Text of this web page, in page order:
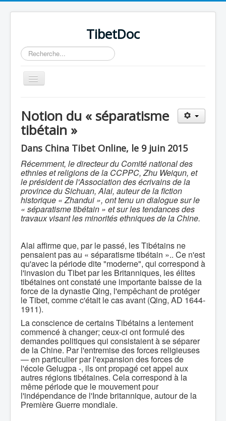
TibetDoc
Rechercher
Basculer
la
Notion du « séparatisme
tibétain »
Dans China Tibet Online, le 9 juin 2015
Récemment, le directeur du Comité national des
ethnies et religions de la CCPPC, Zhu Weiqun, et
le président de l'Association des écrivains de la
province du Sichuan, Alai, auteur de la fiction
historique « Zhandui », ont tenu un dialogue sur le
« séparatisme tibétain » et sur les tendances des
travaux visant les minorités ethniques de la Chine.
Alai affirme que, par le passé, les Tibétains ne
pensaient pas au « séparatisme tibétain ».. Ce n'est
qu'avec la période dite "moderne", qui correspond à
l'invasion du Tibet par les Britanniques, les élites
tibétaines ont constaté une importante baisse de la
force de la dynastie Qing, l'empêchant de protéger
le Tibet, comme c'était le cas avant (Qing, AD 1644-
1911).
La conscience de certains Tibétains a lentement
commencé à changer; ceux-ci ont formulé des
demandes politiques qui consistaient à se séparer
de la Chine. Par l'entremise des forces religieuses
— en particulier par l'expansion des forces de
l'école Gelugpa -, ils ont propagé cet appel aux
autres régions tibétaines. Cela correspond à la
même période que le mouvement pour
l'indépendance de l'Inde britannique, autour de la
Première Guerre mondiale.